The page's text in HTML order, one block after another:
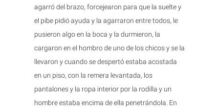
agarró del brazo, forcejearon para que la suelte y
el pibe pidió ayuda y la agarraron entre todos, le
pusieron algo en la boca y la durmieron, la
cargaron en el hombro de uno de los chicos y se la
llevaron y cuando se despertó estaba acostada
en un piso, con la remera levantada, los
pantalones y la ropa interior por la rodilla y un
hombre estaba encima de ella penetrándola. En